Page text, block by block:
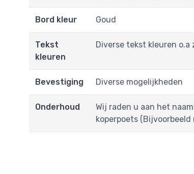
Bord kleur Goud
Tekst
kleuren
Diverse tekst kleuren
Bevestiging Diverse mogelijkheden
Onderhoud
Wij raden u aan het
koperpoets (Bijvoorbeeld